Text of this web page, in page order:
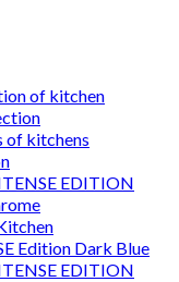
of kitchen
of kitchens
EDITION
Edition Dark Blue
EDITION